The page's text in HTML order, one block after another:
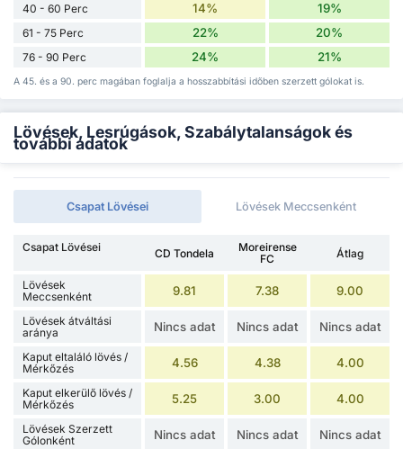
40 - 60 Perc 14% 19%
61 - 75 Perc 22% 20%
76 - 90 Perc 24% 21%
A 45. és a 90. perc magában foglalja a hosszabbítási időben szerzett gólokat is.
Lövések, Lesrúgások, Szabálytalanságok és
további adatok
Csapat Lövései Lövések Meccsenként
Csapat Lövései CD Tondela
Moreirense
FC
Átlag
Lövések
Meccsenként
9.81 7.38 9.00
Lövések átváltási
aránya
Nincs adat Nincs adat Nincs adat
Kaput eltaláló lövés /
Mérkőzés
4.56 4.38 4.00
Kaput elkerülő lövés /
Mérkőzés
5.25 3.00 4.00
Lövések Szerzett
Gólonként
Nincs adat Nincs adat Nincs adat